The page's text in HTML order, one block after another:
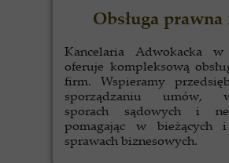
Obsługa
Kancelaria Adwokacka w
oferuje kompleksową
firm. Wspieramy
sporządzaniu umów,
sporach sądowych i
pomagając w bieżących
sprawach biznesowych.